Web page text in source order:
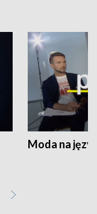
Moda na